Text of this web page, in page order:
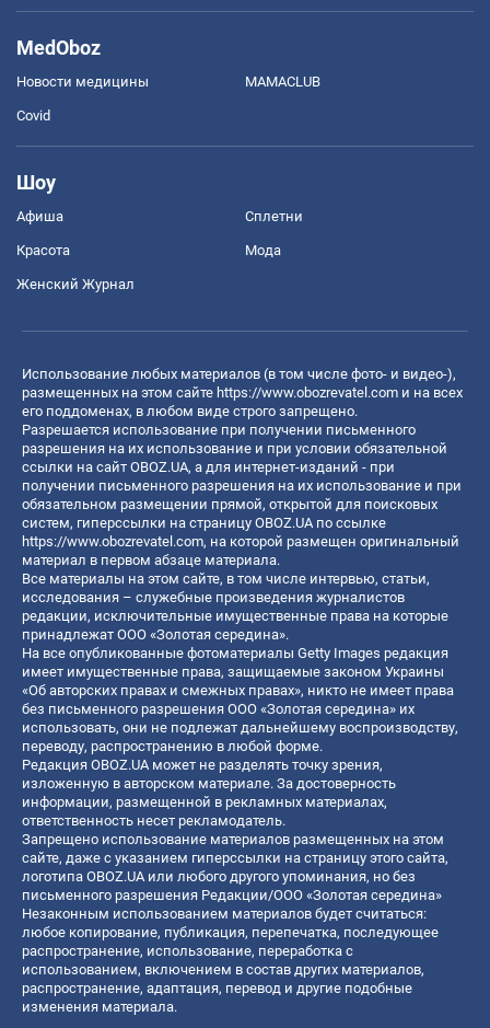
MedOboz
Новости медицины MAMACLUB
Covid
Шоу
Афиша Сплетни
Красота Мода
Женский Журнал
Использование любых материалов (в том числе фото- и видео-),
размещенных на этом сайте https://www.obozrevatel.com и на всех
его поддоменах, в любом виде строго запрещено.
Разрешается использование при получении письменного
разрешения на их использование и при условии обязательной
ссылки на сайт OBOZ.UA, а для интернет-изданий - при
получении письменного разрешения на их использование и при
обязательном размещении прямой, открытой для поисковых
систем, гиперссылки на страницу OBOZ.UA по ссылке
https://www.obozrevatel.com, на которой размещен оригинальный
материал в первом абзаце материала.
Все материалы на этом сайте, в том числе интервью, статьи,
исследования – служебные произведения журналистов
редакции, исключительные имущественные права на которые
принадлежат ООО «Золотая середина».
На все опубликованные фотоматериалы Getty Images редакция
имеет имущественные права, защищаемые законом Украины
«Об авторских правах и смежных правах», никто не имеет права
без письменного разрешения ООО «Золотая середина» их
использовать, они не подлежат дальнейшему воспроизводству,
переводу, распространению в любой форме.
Редакция OBOZ.UA может не разделять точку зрения,
изложенную в авторском материале. За достоверность
информации, размещенной в рекламных материалах,
ответственность несет рекламодатель.
Запрещено использование материалов размещенных на этом
сайте, даже с указанием гиперссылки на страницу этого сайта,
логотипа OBOZ.UA или любого другого упоминания, но без
письменного разрешения Редакции/ООО «Золотая середина»
Незаконным использованием материалов будет считаться:
любое копирование, публикация, перепечатка, последующее
распространение, использование, переработка с
использованием, включением в состав других материалов,
распространение, адаптация, перевод и другие подобные
изменения материала.